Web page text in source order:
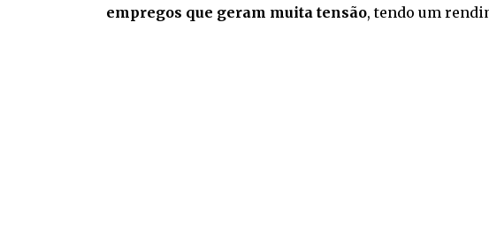
empregos que geram muita tensão, tendo um